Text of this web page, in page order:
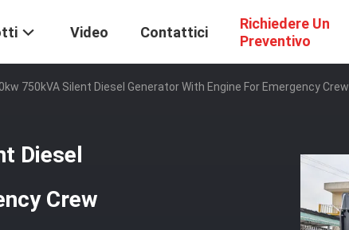
Video Contattici
Richiedere Un
Preventivo
750kVA Silent Diesel Generator With Engine For Emergency Crew
Diesel
Crew